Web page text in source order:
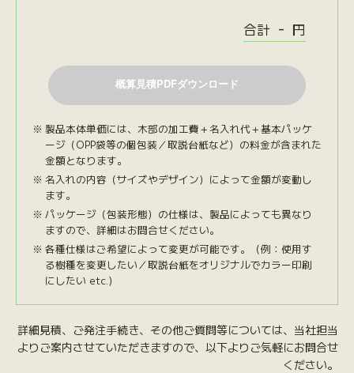
合計 - 円
製品本体単価には、木部の加工費＋名入れ代＋基本パッケ
ージ（OPP袋等の個包装／取説台紙など）の料金が含まれた
金額となります。
名入れの内容（サイズやデザイン）によって金額が変動し
ます。
パッケージ（包装形態）の仕様は、製品によっても異なり
ますので、詳細はお問合せください。
各種仕様はご希望によって変更が可能です。（例：使用す
る樹種を変更したい／取説台紙をオリジナルでカラー印刷
にしたい etc.）
詳細見積、ご発注手続き、その他ご質問等については、当社担当
よりご案内させていただきますので、以下よりご気軽にお問合せ
ください。